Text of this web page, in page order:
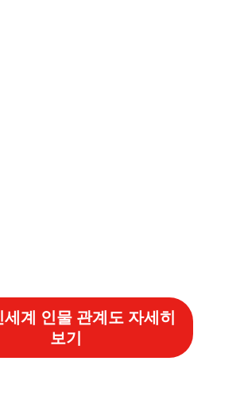
세계 인물 관계도 자세히
보기